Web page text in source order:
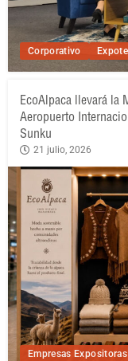
Corporativo
Empresas Expositoras
EcoAlpaca llevará la
Aeropuerto
Sunku
21 julio, 2026